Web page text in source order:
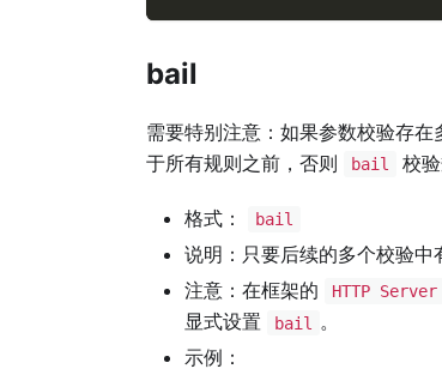
bail
需要特别注意：如果参数校验存
于所有规则之前，否则
bail 校
格式： bail
说明：只要后续的多个校验中
注意：在框架的
HTTP Server
显式设置
bail
。
示例：